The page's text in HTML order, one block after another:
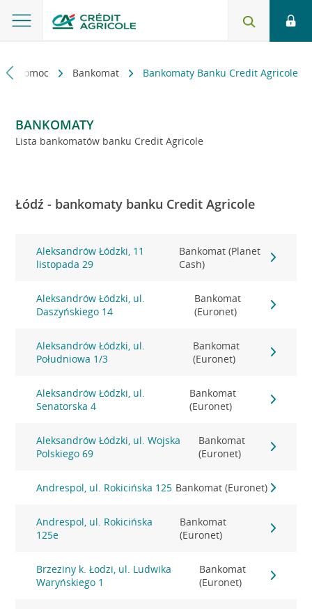
i pomoc Bankomat Bankomaty Banku Credit Agricole
BANKOMATY
Lista bankomatów banku Credit Agricole
Łódź - bankomaty banku Credit Agricole
Aleksandrów Łódzki, 11
listopada 29
Bankomat (Planet
Cash)
Aleksandrów Łódzki, ul.
Daszyńskiego 14
Bankomat
(Euronet)
Aleksandrów Łódzki, ul.
Południowa 1/3
Bankomat
(Euronet)
Aleksandrów Łódzki, ul.
Senatorska 4
Bankomat
(Euronet)
Aleksandrów Łódzki, ul. Wojska
Polskiego 69
Bankomat
(Euronet)
Andrespol, ul. Rokicińska 125 Bankomat (Euronet)
Andrespol, ul. Rokicińska
125e
Bankomat
(Euronet)
Brzeziny k. Łodzi, ul. Ludwika
Waryńskiego 1
Bankomat
(Euronet)